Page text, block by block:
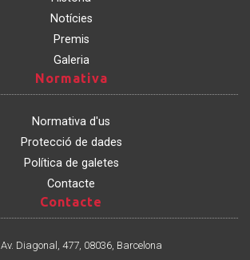
Notícies
Premis
Galeria
Normativa
Normativa d'us
Protecció de dades
Política de galetes
Contacte
Contacte
Av. Diagonal, 477, 08036, Barcelona